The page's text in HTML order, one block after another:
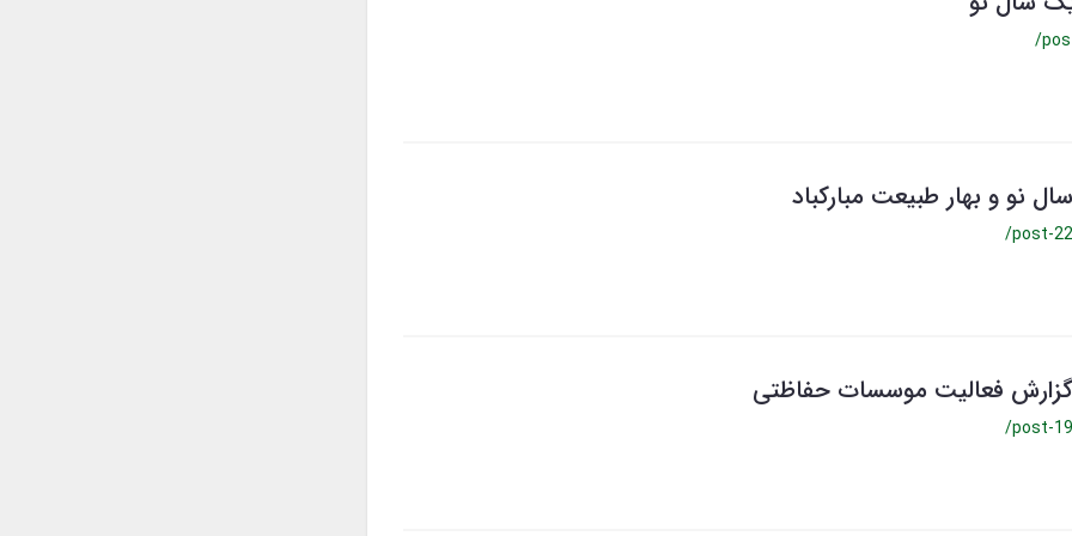
/
سال نو و بهار طبیعت مبارکباد
/post-22
گزارش فعالیت موسسات حفاظتی
/post-19